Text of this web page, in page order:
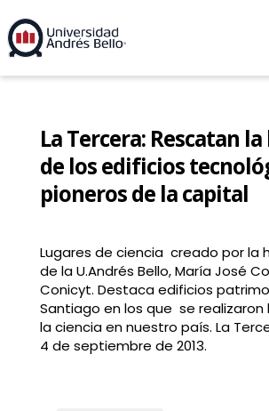
La Tercera: Rescatan
de los edificios
pioneros de la capital
Lugares de ciencia creado por la
de la U.Andrés Bello, María José
Conicyt. Destaca edificios
Santiago en los que se realizaron
la ciencia en nuestro país. La
4 de septiembre de 2013.